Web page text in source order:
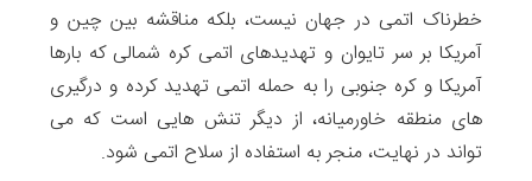
خطرناک اتمی در جهان نیست، بلکه مناقشه بین چین و
آمریکا بر سر تایوان و تهدیدهای اتمی کره شمالی که بارها
آمریکا و کره جنوبی را به حمله اتمی تهدید کرده و درگیری
های منطقه خاورمیانه، از دیگر تنش هایی است که می
تواند در نهایت، منجر به استفاده از سلاح اتمی شود.